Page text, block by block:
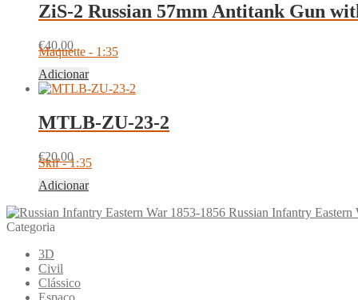
ZiS-2 Russian 57mm Antitank Gun
€40.00
Maquette - 1:35
Adicionar
MTLB-ZU-23-2
€20.00
Skif - 1:35
Adicionar
Russian Infantry Eastern
Categoria
3D
Civil
Clássico
Espaço